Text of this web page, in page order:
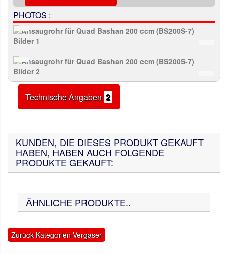
PHOTOS :
Technische Angaben 2
KUNDEN, DIE DIESES PRODUKT GEKAUFT
HABEN, HABEN AUCH FOLGENDE
PRODUKTE GEKAUFT:
ÄHNLICHE PRODUKTE..
Zurück Kategorien Vergaser